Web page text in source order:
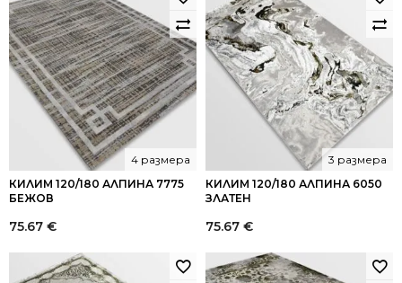
КИЛИМ 120/180 АЛПИНА 7775
БЕЖОВ
4 размера
75.67 €
КИЛИМ 120/180 АЛПИНА 6050
ЗЛАТЕН
3 размера
75.67 €